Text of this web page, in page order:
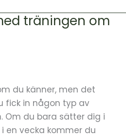
träningen om
du känner, men det
fick in någon typ av
Om du bara sätter dig i
en vecka kommer du